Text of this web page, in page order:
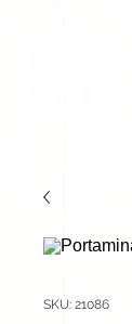
SKU: 21086